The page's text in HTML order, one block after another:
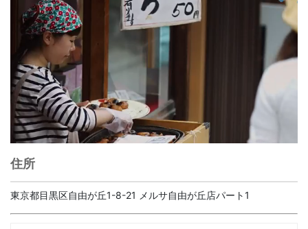
住所
東京都目黒区自由が丘1-8-21 メルサ自由が丘店パート1